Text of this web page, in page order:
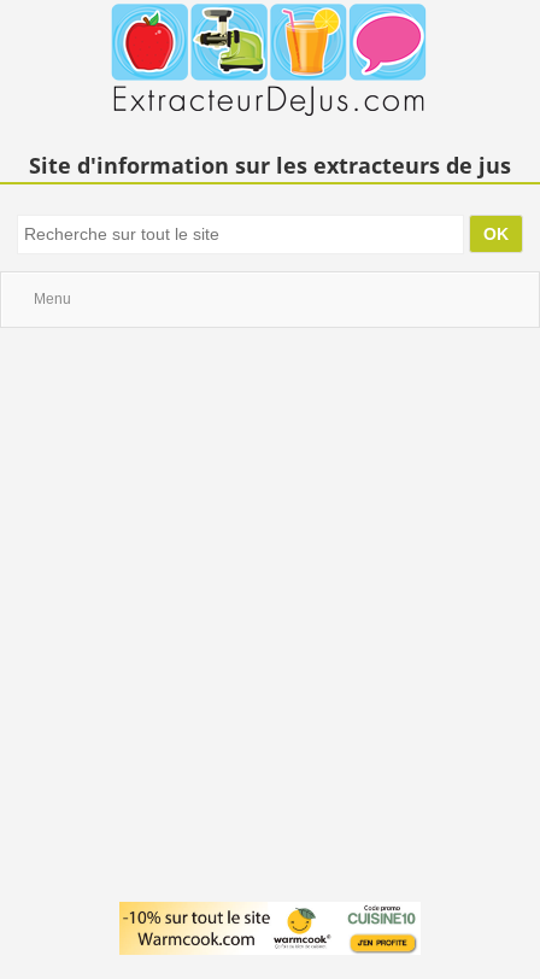
Site d'information sur les extracteurs de jus
Menu